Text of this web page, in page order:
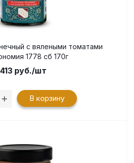
с вялеными томатами
1778 сб 170г
413 руб./шт
В корзину